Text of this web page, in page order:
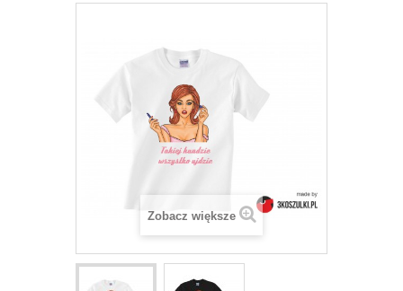
Zobacz większe